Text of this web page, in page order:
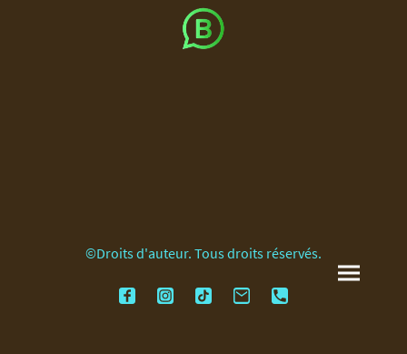
©Droits d'auteur. Tous droits réservés.